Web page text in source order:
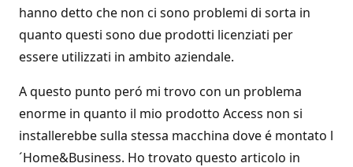
hanno detto che non ci sono problemi di sorta in
quanto questi sono due prodotti licenziati per
essere utilizzati in ambito aziendale.
A questo punto peró mi trovo con un problema
enorme in quanto il mio prodotto Access non si
installerebbe sulla stessa macchina dove é montato l
´Home&Business. Ho trovato questo articolo in